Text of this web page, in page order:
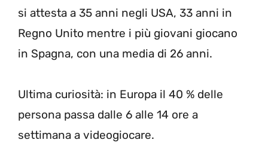
si attesta a 35 anni negli USA, 33 anni in
Regno Unito mentre i più giovani giocano
in Spagna, con una media di 26 anni.
Ultima curiosità: in Europa il 40 % delle
persona passa dalle 6 alle 14 ore a
settimana a videogiocare.